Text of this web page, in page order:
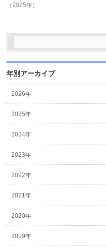
（2025年）
年別アーカイブ
2026年
2025年
2024年
2023年
2022年
2021年
2020年
2019年